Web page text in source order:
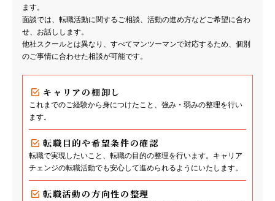
ます。
面談では、転職活動に関するご相談、活動の進め方などご希望に合わ
せ、お話しします。
他社スクールとは異なり、すべてマンツーマンで対応するため、個別
のご事情に合わせた相談が可能です。
キャリアの棚卸し
これまでのご経験から身につけたこと、強み・弱みの整理を行い
ます。
転職目的や希望条件の確認
転職で実現したいこと、転職の目的の整理を行います。キャリア
チェンジの転職活動でも安心して進められるようにいたします。
転職活動の方向性の整理